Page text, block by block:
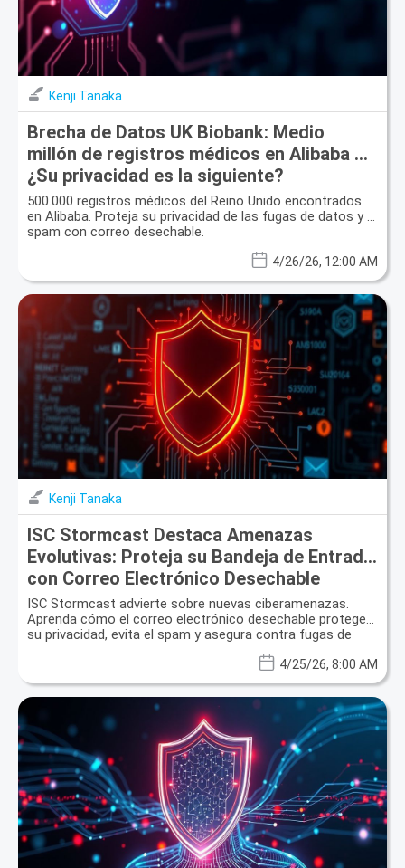
Kenji Tanaka
Brecha de Datos UK Biobank: Medio
millón de registros médicos en Alibaba –
¿Su privacidad es la siguiente?
500.000 registros médicos del Reino Unido encontrados
en Alibaba. Proteja su privacidad de las fugas de datos y el
spam con correo desechable.
4/26/26, 12:00 AM
Kenji Tanaka
ISC Stormcast Destaca Amenazas
Evolutivas: Proteja su Bandeja de Entrada
con Correo Electrónico Desechable
ISC Stormcast advierte sobre nuevas ciberamenazas.
Aprenda cómo el correo electrónico desechable protege
su privacidad, evita el spam y asegura contra fugas de
4/25/26, 8:00 AM